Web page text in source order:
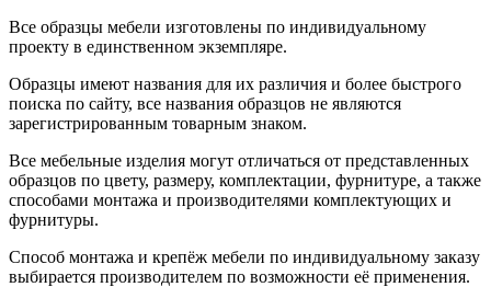
Все образцы мебели изготовлены по индивидуальному
проекту в единственном экземпляре.
Образцы имеют названия для их различия и более быстрого
поиска по сайту, все названия образцов не являются
зарегистрированным товарным знаком.
Все мебельные изделия могут отличаться от представленных
образцов по цвету, размеру, комплектации, фурнитуре, а также
способами монтажа и производителями комплектующих и
фурнитуры.
Способ монтажа и крепёж мебели по индивидуальному заказу
выбирается производителем по возможности её применения.